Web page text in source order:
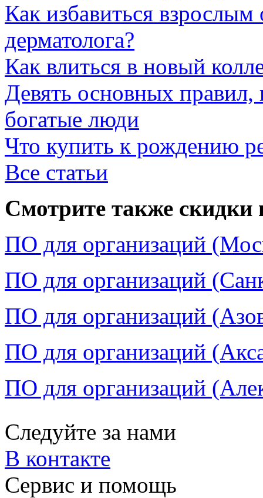
Как избавиться
дерматолога?
Как влиться в новый
Девять основных
богатые люди
Что купить к рождению
Все статьи
Смотрите также скидки
ПО для организаций
ПО для организаций
ПО для организаций
ПО для организаций
ПО для организаций
Следуйте за нами
В контакте
Сервис и помощь